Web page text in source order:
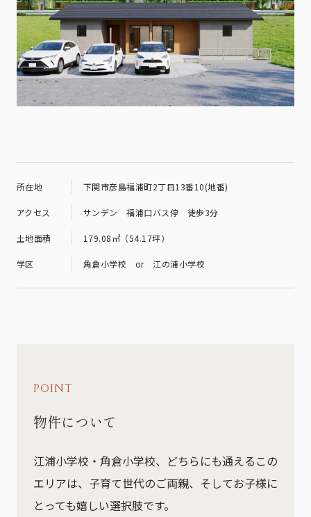
所在地 下関市彦島福浦町2丁目13番10(地番)
アクセス サンデン 福浦口バス停 徒歩3分
土地面積 179.08㎡（54.17坪）
学区 角倉小学校 or 江の浦小学校
POINT
物件について
江浦小学校・角倉小学校、どちらにも通えるこの
エリアは、子育て世代のご両親、そしてお子様に
とっても嬉しい選択肢です。